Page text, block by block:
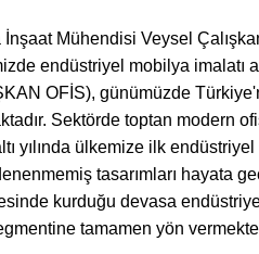
Mühendisi Veysel
endüstriyel mobilya imalatı
OFİS), günümüzde
Sektörde toptan modern
yılında ülkemize ilk
tasarımları hayata
kurduğu devasa
tamamen yön